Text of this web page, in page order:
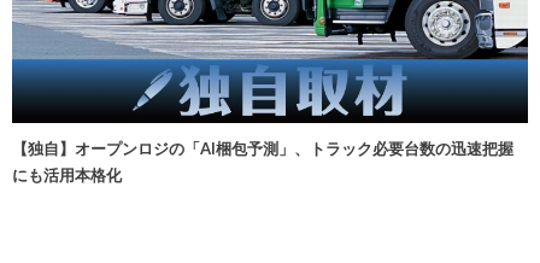
【独自】オープンロジの「AI梱包予測」、トラック必要台数の迅速把握
にも活用本格化